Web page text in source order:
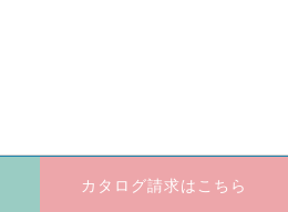
カタログ請求はこちら